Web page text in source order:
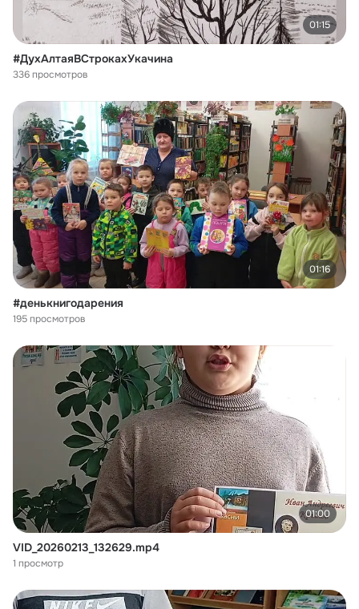
01:15
#ДухАлтаяВСтрокахУкачина
336 просмотров
01:16
#денькнигодарения
195 просмотров
01:00
VID_20260213_132629.mp4
1 просмотр